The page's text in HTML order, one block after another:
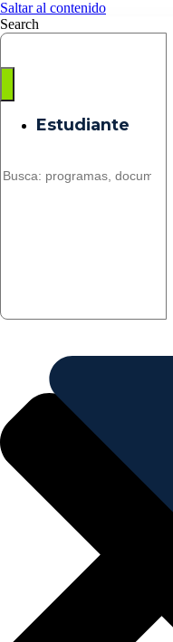
Saltar al contenido
Search
Estudiante